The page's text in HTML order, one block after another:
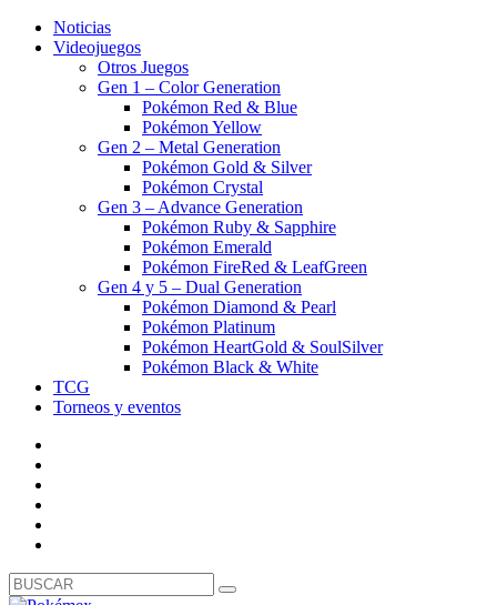
Noticias
Videojuegos
Otros Juegos
Gen 1 – Color Generation
Pokémon Red & Blue
Pokémon Yellow
Gen 2 – Metal Generation
Pokémon Gold & Silver
Pokémon Crystal
Gen 3 – Advance Generation
Pokémon Ruby & Sapphire
Pokémon Emerald
Pokémon FireRed & LeafGreen
Gen 4 y 5 – Dual Generation
Pokémon Diamond & Pearl
Pokémon Platinum
Pokémon HeartGold & SoulSilver
Pokémon Black & White
TCG
Torneos y eventos